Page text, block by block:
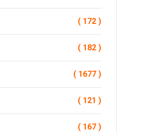
( 172 )
( 182 )
( 1677 )
( 121 )
( 167 )